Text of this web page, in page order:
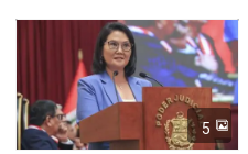
5